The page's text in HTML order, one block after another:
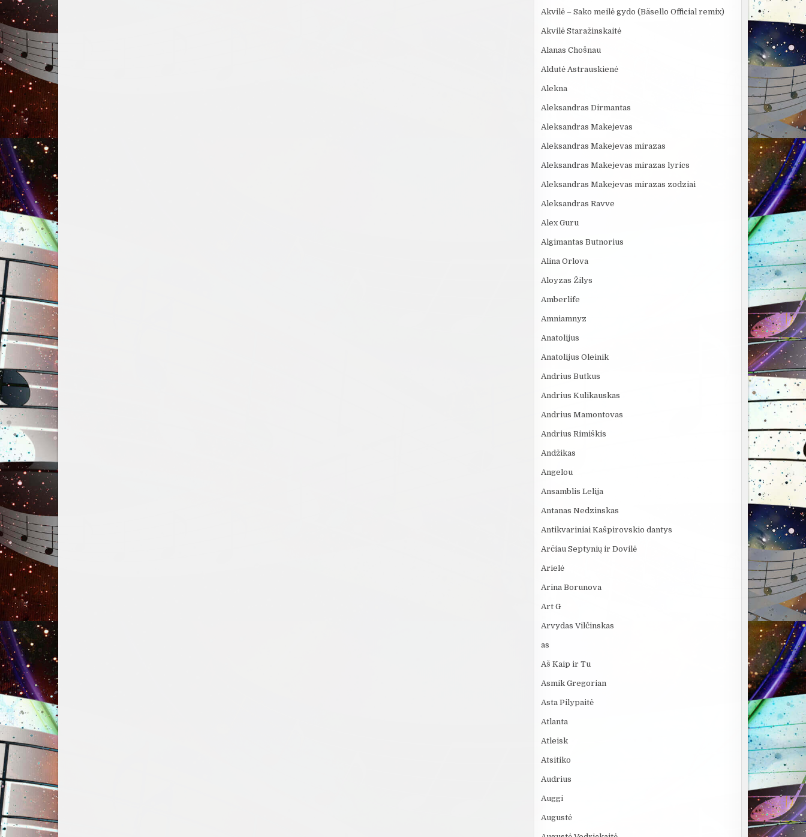
Akvilė – Sako meilė gydo (Bäsello Official remix)
Akvilė Staražinskaitė
Alanas Chošnau
Aldutė Astrauskienė
Alekna
Aleksandras Dirmantas
Aleksandras Makejevas
Aleksandras Makejevas mirazas
Aleksandras Makejevas mirazas lyrics
Aleksandras Makejevas mirazas zodziai
Aleksandras Ravve
Alex Guru
Algimantas Butnorius
Alina Orlova
Aloyzas Žilys
Amberlife
Amniamnyz
Anatolijus
Anatolijus Oleinik
Andrius Butkus
Andrius Kulikauskas
Andrius Mamontovas
Andrius Rimiškis
Andžikas
Angelou
Ansamblis Lelija
Antanas Nedzinskas
Antikvariniai Kašpirovskio dantys
Arčiau Septynių ir Dovilė
Arielė
Arina Borunova
Art G
Arvydas Vilčinskas
as
Aš Kaip ir Tu
Asmik Gregorian
Asta Pilypaitė
Atlanta
Atleisk
Atsitiko
Audrius
Auggi
Augustė